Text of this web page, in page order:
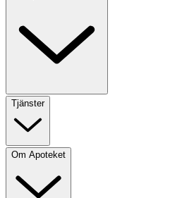
Tjänster
Om Apoteket